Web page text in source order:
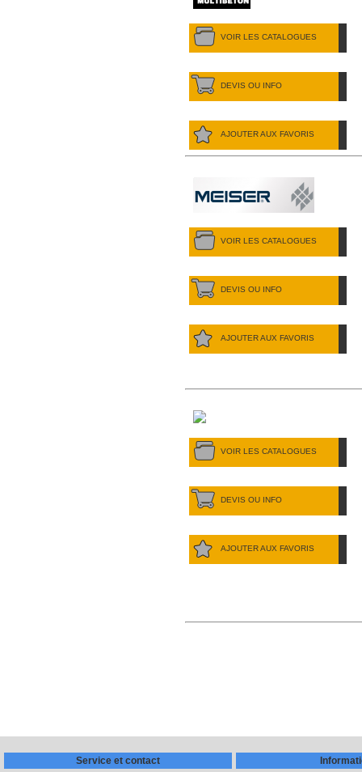
VOIR LES CATALOGUES
DEVIS OU INFO
AJOUTER AUX FAVORIS
VOIR LES CATALOGUES
DEVIS OU INFO
AJOUTER AUX FAVORIS
VOIR LES CATALOGUES
DEVIS OU INFO
AJOUTER AUX FAVORIS
Service et contact